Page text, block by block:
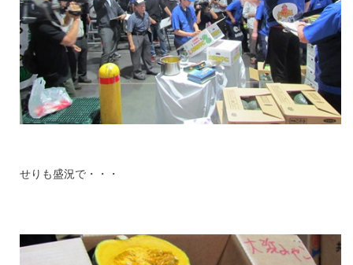
せりも盛況で・・・